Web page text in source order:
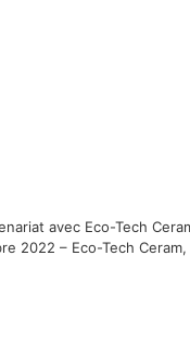
avec Eco-Tech
2022 – Eco-Tech